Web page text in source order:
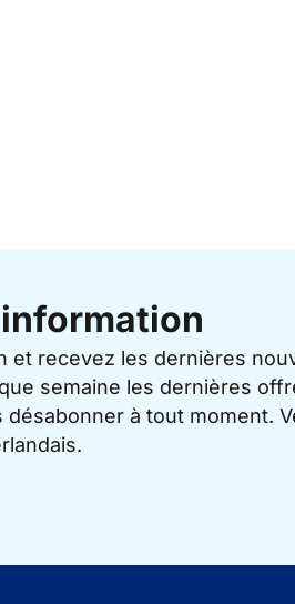
recevez les dernières
semaine les dernières
à tout moment.